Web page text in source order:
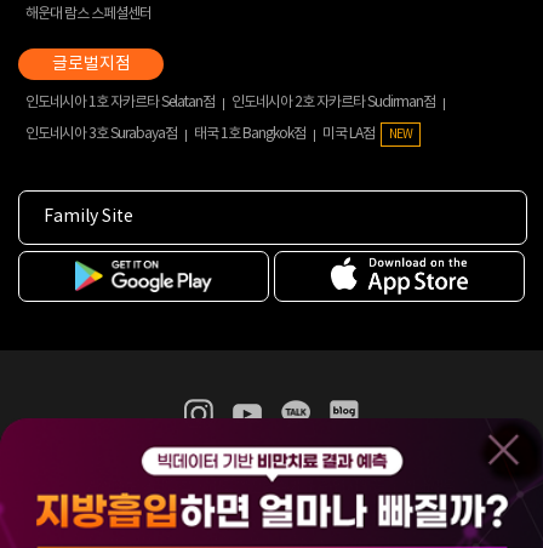
해운대 람스 스페셜센터
인도네시아 1호 자카르타 Selatan점
인도네시아 2호 자카르타 Sudirman점
인도네시아 3호 Surabaya점
태국 1호 Bangkok점 미국 LA점 NEW
Family Site
365mc 병·의원 이용약관
홈페이지 이용약관
비급여진료수가
(주)365mcㅣ서울특별시 서초구 서초대로52길 7, 3~4층(서초동, 제일빌딩)